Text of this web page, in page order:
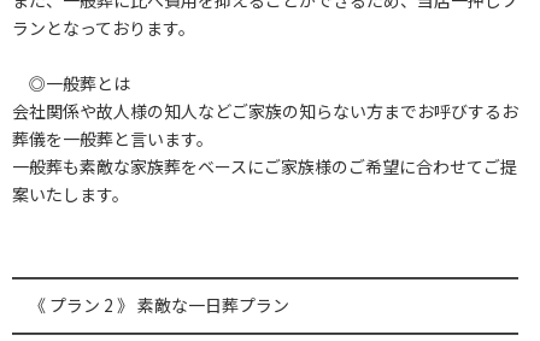
ランとなっております。
◎一般葬とは
会社関係や故人様の知人などご家族の知らない方までお呼びするお
葬儀を一般葬と言います。
一般葬も素敵な家族葬をベースにご家族様のご希望に合わせてご提
案いたします。
━━━━━━━━━━━━━━━━━━━━━━━━━━━━━━
《 プラン 2 》 素敵な一日葬プラン
━━━━━━━━━━━━━━━━━━━━━━━━━━━━━━